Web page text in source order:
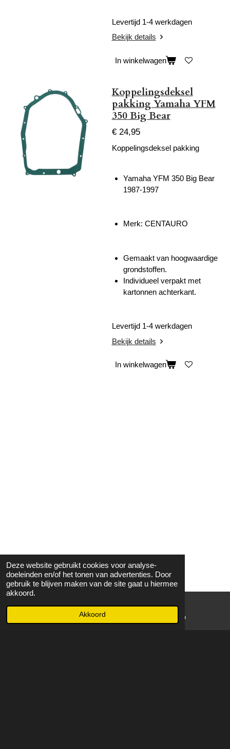
Deze website gebruikt cookies voor analyse-
doeleinden en/of het tonen van advertenties. Door
gebruik te blijven maken van de site gaat u hiermee
akkoord.
Akkoord
Levertijd 1-4 werkdagen
Bekijk details
In winkelwagen
Koppelingsdeksel
pakking Yamaha YFM
350 Big Bear
€ 24,95
Koppelingsdeksel pakking
Yamaha YFM 350 Big Bear
1987-1997
Merk: CENTAURO
Gemaakt van hoogwaardige
grondstoffen.
Individueel verpakt met
kartonnen achterkant.
Levertijd 1-4 werkdagen
Bekijk details
In winkelwagen
WhatsApp